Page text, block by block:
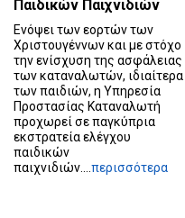
Παιδικών Παιχνιδιών
Ενόψει των εορτών των
Χριστουγέννων και με στόχο
την ενίσχυση της ασφάλειας
των καταναλωτών, ιδιαίτερα
των παιδιών, η Υπηρεσία
Προστασίας Καταναλωτή
προχωρεί σε παγκύπρια
εκστρατεία ελέγχου
παιδικών
παιχνιδιών.... περισσότερα